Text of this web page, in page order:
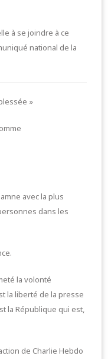
à se joindre à ce
national de la
»
avec la plus
dans les
la volonté
la liberté de la presse
la République qui est,
de Charlie Hebdo